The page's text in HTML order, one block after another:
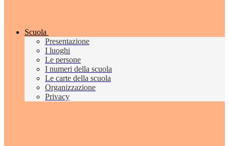
Scuola
Presentazione
I luoghi
Le persone
I numeri della scuola
Le carte della scuola
Organizzazione
Privacy